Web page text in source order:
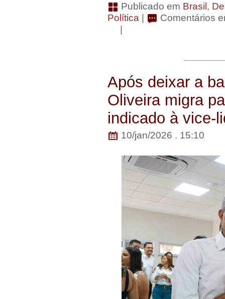
Publicado em Brasil,
Política |
Comentários
|
Após deixar a
Oliveira migra
indicado à vice-
10/jan/2026 . 15:10